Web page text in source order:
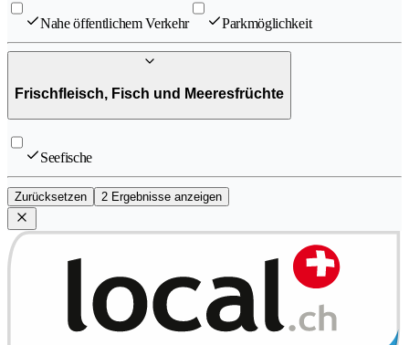
Nahe öffentlichem Verkehr Parkmöglichkeit
Frischfleisch, Fisch und Meeresfrüchte
Seefische
Zurücksetzen 2 Ergebnisse anzeigen